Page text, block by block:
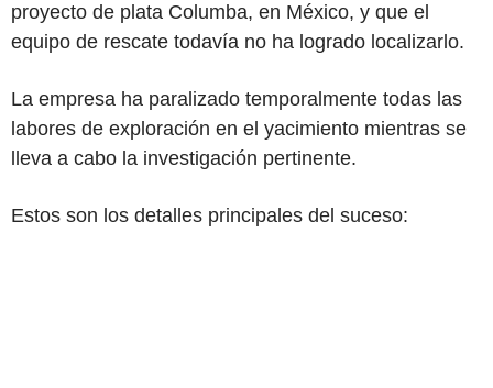
proyecto de plata Columba, en México, y que el
equipo de rescate todavía no ha logrado localizarlo.
La empresa ha paralizado temporalmente todas las
labores de exploración en el yacimiento mientras se
lleva a cabo la investigación pertinente.
Estos son los detalles principales del suceso: